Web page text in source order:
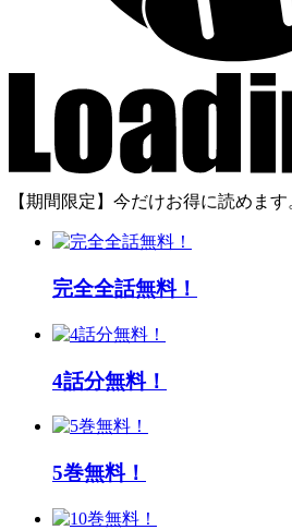
【期間限定】今だけお得に読めます
完全全話無料！
4話分無料！
5巻無料！